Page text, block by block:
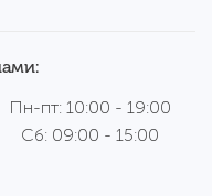
Пн-пт: 10:00 - 19:00
Сб: 09:00 - 15:00